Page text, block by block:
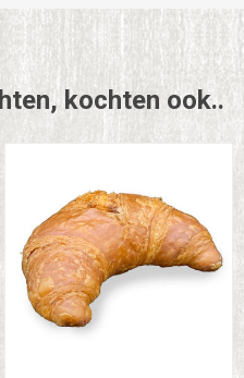
kochten ook..